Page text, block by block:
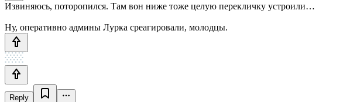
Извиняюсь, поторопился. Там вон ниже тоже целую перекличку устроили…
Ну, оперативно админы Лурка среагировали, молодцы.
Reply